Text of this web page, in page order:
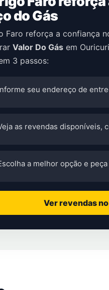
do Gás
Faro reforça a confiança
Valor Do Gás em Ouricuri
3 passos:
seu endereço de
as revendas disponíveis,
a melhor opção e
Ver revendas